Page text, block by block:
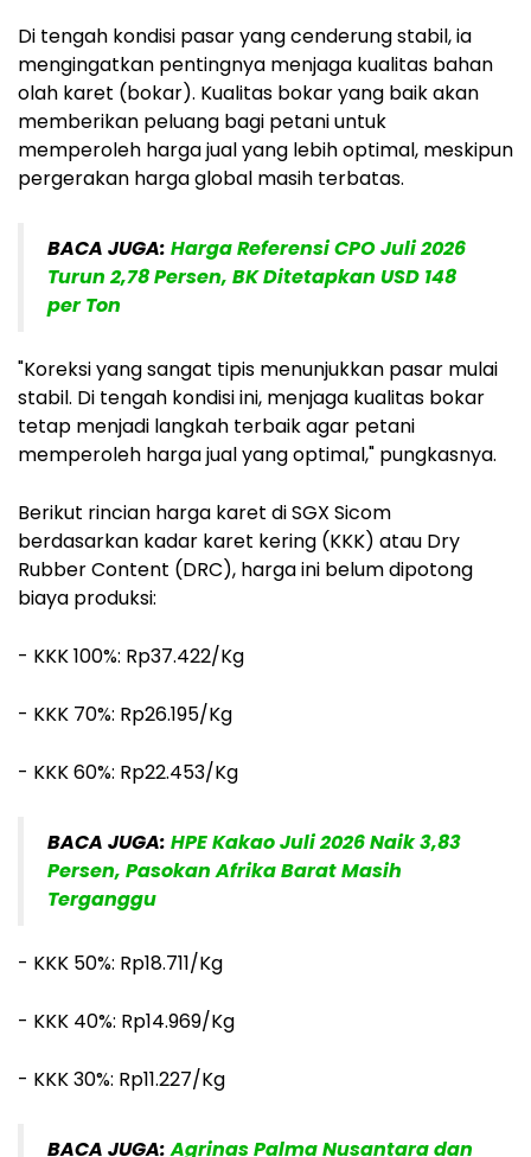
Di tengah kondisi pasar yang cenderung stabil, ia
mengingatkan pentingnya menjaga kualitas bahan
olah karet (bokar). Kualitas bokar yang baik akan
memberikan peluang bagi petani untuk
memperoleh harga jual yang lebih optimal, meskipun
pergerakan harga global masih terbatas.
BACA JUGA: Harga Referensi CPO Juli 2026
Turun 2,78 Persen, BK Ditetapkan USD 148
per Ton
"Koreksi yang sangat tipis menunjukkan pasar mulai
stabil. Di tengah kondisi ini, menjaga kualitas bokar
tetap menjadi langkah terbaik agar petani
memperoleh harga jual yang optimal," pungkasnya.
Berikut rincian harga karet di SGX Sicom
berdasarkan kadar karet kering (KKK) atau Dry
Rubber Content (DRC), harga ini belum dipotong
biaya produksi:
- KKK 100%: Rp37.422/Kg
- KKK 70%: Rp26.195/Kg
- KKK 60%: Rp22.453/Kg
BACA JUGA: HPE Kakao Juli 2026 Naik 3,83
Persen, Pasokan Afrika Barat Masih
Terganggu
- KKK 50%: Rp18.711/Kg
- KKK 40%: Rp14.969/Kg
- KKK 30%: Rp11.227/Kg
BACA JUGA:Agrinas Palma Nusantara dan